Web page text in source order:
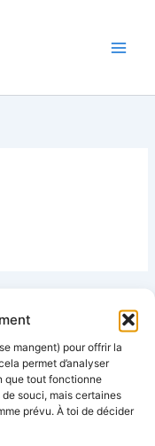
mangent) pour offrir la
permet d’analyser
que tout fonctionne
souci, mais certaines
prévu. À toi de décider